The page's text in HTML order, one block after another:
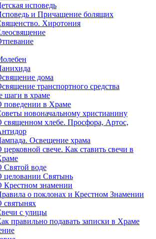
исповедь
и Причащение болящих
Хиротония
дома
транспортного средства
шаги в храме
поведении в Храме
новоначальному христианину
священном хлебе. Просфора, Артос,
Освещение храма
церковной свече. Как ставить свечи в
Святой воде
целовании Святынь
Крестном знамении
о поклонах и Крестном Знамении
святынях
с улицы
правильно подавать записки в Храме